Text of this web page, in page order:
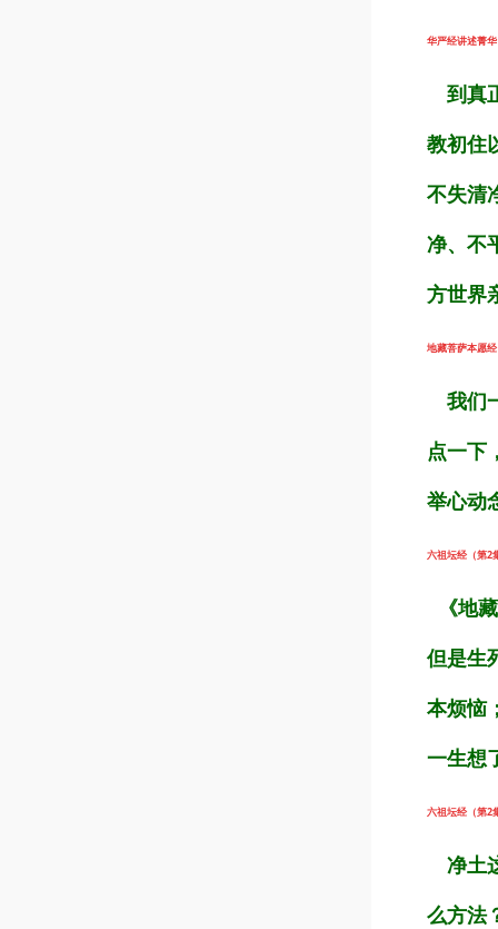
华严经讲述菁
到真
教初住
不失清
净、不
方世界
地藏菩萨本愿
我们
点一下
举心动
六祖坛经（第2
《地
但是生
本烦恼
一生想
六祖坛经（第2
净土
么方法